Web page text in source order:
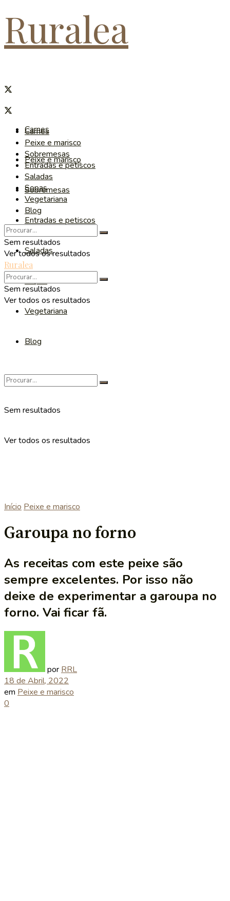
Ruralea
Carnes
Peixe e marisco
Sobremesas
Entradas e petiscos
Saladas
Sopas
Vegetariana
Blog
Sem resultados
Ver todos os resultados
Carnes
Peixe e marisco
Sobremesas
Entradas e petiscos
Saladas
Sopas
Vegetariana
Blog
Sem resultados
Ver todos os resultados
Ruralea
Sem resultados
Ver todos os resultados
Início Peixe e marisco
Garoupa no forno
As receitas com este peixe são
sempre excelentes. Por isso não
deixe de experimentar a garoupa no
forno. Vai ficar fã.
por RRL
18 de Abril, 2022
em Peixe e marisco
0